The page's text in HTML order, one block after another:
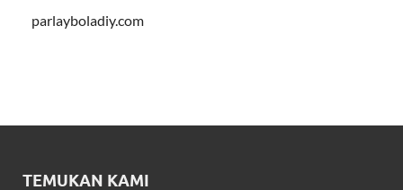
parlayboladiy.com
TEMUKAN KAMI